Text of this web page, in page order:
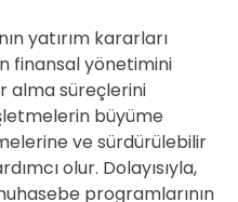
yatırım kararları
finansal yönetimini
alma süreçlerini
büyüme
ve sürdürülebilir
olur. Dolayısıyla,
programlarının